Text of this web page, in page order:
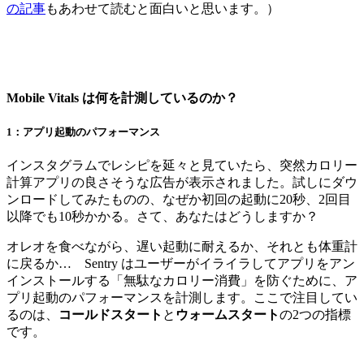
の記事もあわせて読むと面白いと思います。）
Mobile Vitals は何を計測しているのか？
1：アプリ起動のパフォーマンス
インスタグラムでレシピを延々と見ていたら、突然カロリー
計算アプリの良さそうな広告が表示されました。試しにダウ
ンロードしてみたものの、なぜか初回の起動に20秒、2回目
以降でも10秒かかる。さて、あなたはどうしますか？
オレオを食べながら、遅い起動に耐えるか、それとも体重計
に戻るか… Sentry はユーザーがイライラしてアプリをアン
インストールする「無駄なカロリー消費」を防ぐために、ア
プリ起動のパフォーマンスを計測します。ここで注目してい
るのは、
コールドスタート と ウォームスタートの2つの指標
です。